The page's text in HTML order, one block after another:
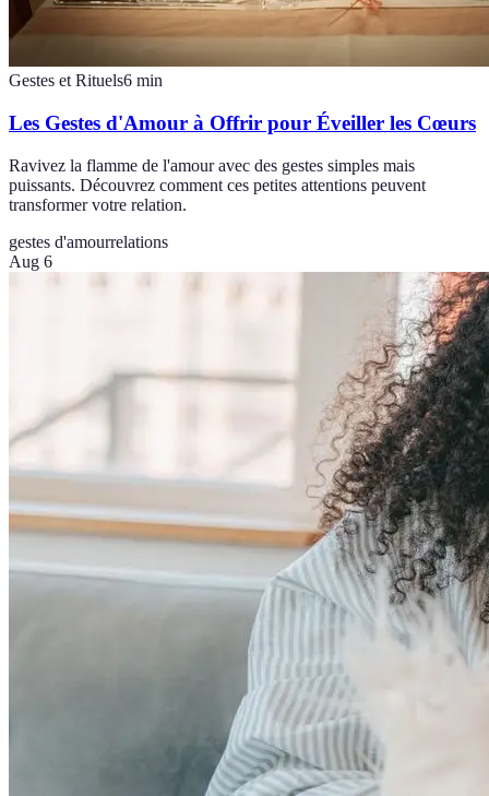
Gestes et Rituels6 min
Les Gestes d'Amour à Offrir pour Éveiller les Cœurs
Ravivez la flamme de l'amour avec des gestes simples mais
puissants. Découvrez comment ces petites attentions peuvent
transformer votre relation.
gestes d'amourrelations
Aug 6